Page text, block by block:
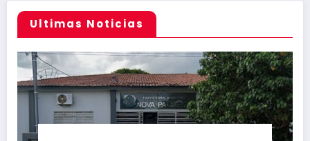
Ultimas Noticias